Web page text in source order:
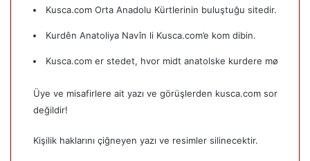
Kusca.com Orta Anadolu Kürtlerinin buluştuğu sitedir.
Kurdên Anatoliya Navîn li Kusca.com’e kom dibin.
Kusca.com er stedet, hvor midt anatolske kurdere mødes.
Üye ve misafirlere ait yazı ve görüşlerden kusca.com sorumlu
değildir!
Kişilik haklarını çiğneyen yazı ve resimler silinecektir.